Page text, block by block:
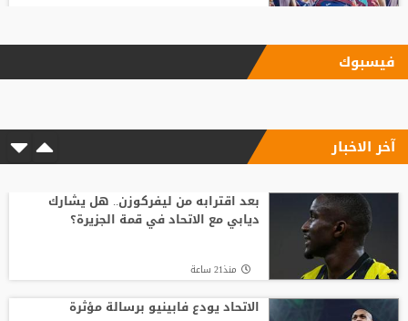
بعد اقترابه من ليفركوزن.. هل يشارك ديابي
ريال مدريد يتعاقد مع الجناح العاجي يان
ديوماندي
فيسبوك
آخر الاخبار
بعد اقترابه من ليفركوزن.. هل يشارك
ديابي مع الاتحاد في قمة الجزيرة؟
منذ21 ساعة
الاتحاد يودع فابينيو برسالة مؤثرة